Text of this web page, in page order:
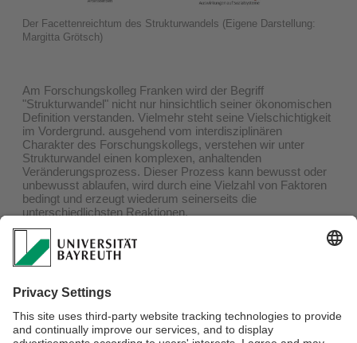
Der Facettenreichtum des Strukturwandels (Eigene Darstellung:
Margitta Grötsch)
Am Forschungskolleg Franken wird der Begriff
"Strukturwandel" nicht nur hinsichtlich seiner ökonomischen
Definition verstanden. Vielmehr steht seine Vielschichtigkeit
im Vordergrund. ausgehend vom interdisziplinären
Charakter des Forschungskollegs, verstehen wir unter
Strukturwandel einen komplexen, anhaltenden
Veränderungsprozess. Dieser Prozess kann bewusst oder
unbewusst ablaufen, wird durch eine Vielzahl von Faktoren
bedingt und erzeugt wiederum seinerseits die
unterschiedlichsten Reaktionen.
In einer Plakatausstellung, herausgegeben von Margitta
Grötsch, präsentierten die Doktorandinnen und Doktoranden
des Kollegs ihre jeweiligen Forschungsprojekte. Die
angefragt werden.
Kontakt:info@iflg-thurnau.de